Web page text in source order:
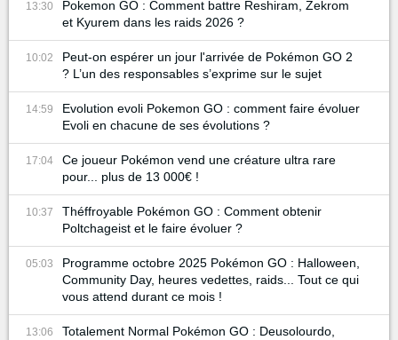
13:30
Pokemon GO : Comment battre Reshiram, Zekrom
et Kyurem dans les raids 2026 ?
10:02
Peut-on espérer un jour l'arrivée de Pokémon GO 2
? L’un des responsables s’exprime sur le sujet
14:59
Evolution evoli Pokemon GO : comment faire évoluer
Evoli en chacune de ses évolutions ?
17:04
Ce joueur Pokémon vend une créature ultra rare
pour... plus de 13 000€ !
10:37
Théffroyable Pokémon GO : Comment obtenir
Poltchageist et le faire évoluer ?
05:03
Programme octobre 2025 Pokémon GO : Halloween,
Community Day, heures vedettes, raids... Tout ce qui
vous attend durant ce mois !
13:06
Totalement Normal Pokémon GO : Deusolourdo,